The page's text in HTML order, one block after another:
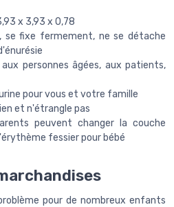
x 3,93 x 0,78
se fixe fermement, ne se détache
personnes âgées, aux patients,
pour vous et votre famille
et n'étrangle pas
peuvent changer la couche
fessier pour bébé
pour de nombreux enfants